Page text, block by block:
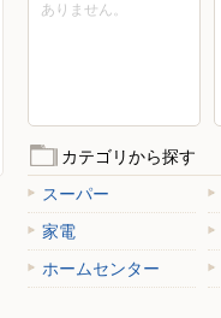
ありません。
カテゴリから探す
スーパー
家電
ホームセンター